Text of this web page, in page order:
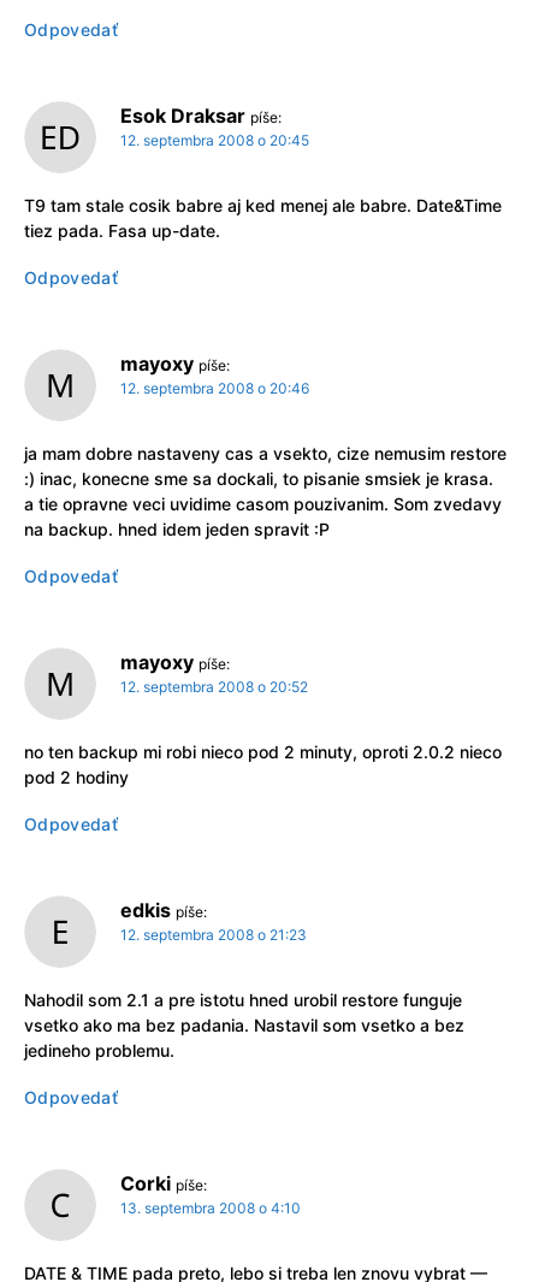
Odpovedať
Esok Draksar píše:
12. septembra 2008 o 20:45
T9 tam stale cosik babre aj ked menej ale babre. Date&Time
tiez pada. Fasa up-date.
Odpovedať
mayoxy píše:
12. septembra 2008 o 20:46
ja mam dobre nastaveny cas a vsekto, cize nemusim restore
:) inac, konecne sme sa dockali, to pisanie smsiek je krasa.
a tie opravne veci uvidime casom pouzivanim. Som zvedavy
na backup. hned idem jeden spravit :P
Odpovedať
mayoxy píše:
12. septembra 2008 o 20:52
no ten backup mi robi nieco pod 2 minuty, oproti 2.0.2 nieco
pod 2 hodiny
Odpovedať
edkis píše:
12. septembra 2008 o 21:23
Nahodil som 2.1 a pre istotu hned urobil restore funguje
vsetko ako ma bez padania. Nastavil som vsetko a bez
jedineho problemu.
Odpovedať
Corki píše:
13. septembra 2008 o 4:10
DATE & TIME pada preto, lebo si treba len znovu vybrat —